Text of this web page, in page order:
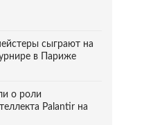
сыграют на
в Париже
о роли
Palantir на